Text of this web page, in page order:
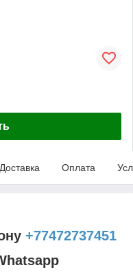
Доставка Оплата
+77472737451